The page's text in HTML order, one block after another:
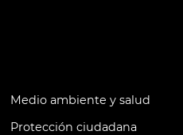
Medio ambiente y salud
Protección ciudadana